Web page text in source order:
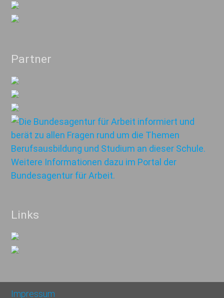
Partner
Links
Impressum